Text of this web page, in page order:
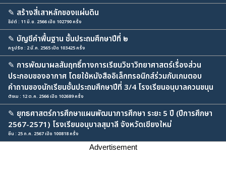
✎ สร้างสี่เสาหลักของแผ่นดิน
ธิปต์ : 11 มิ.ย. 2566 เปิด 102790 ครั้ง
✎ บัญชีคำพื้นฐาน ชั้นประถมศึกษาปีที่ ๒
ครูปรัช : 2 มี.ค. 2565 เปิด 103425 ครั้ง
✎ การพัฒนาผลสัมฤทธิ์ทางการเรียนวิชาวิทยาศาสตร์เรื่องส่วน
ประกอบของอากาศ โดยใช้หนังสืออิเล็กทรอนิกส์ร่วมกับเกมตอบ
คำถามของนักเรียนชั้นประถมศึกษาปีที่ 3/4 โรงเรียนอนุบาลควนขนุน
ตังเม : 12 ต.ค. 2566 เปิด 102689 ครั้ง
✎ ยุทธศาสตร์การศึกษาแผนพัฒนาการศึกษา ระยะ 5 ปี (ปีการศึกษา
2567-2571) โรงเรียนอนุบาลสุมาลี จังหวัดเชียงใหม่
ซีน : 25 ก.ค. 2567 เปิด 100818 ครั้ง
Advertisement